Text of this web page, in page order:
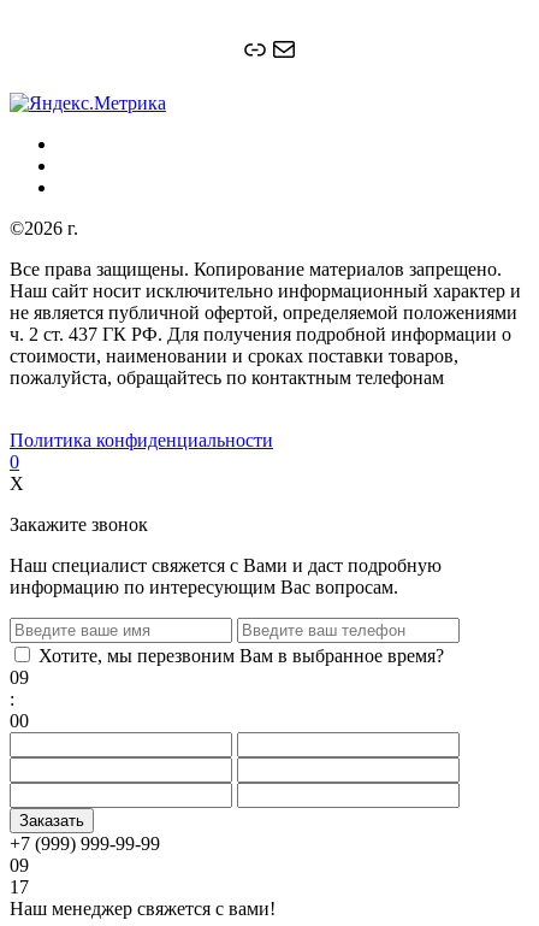
Ссылка
Почта
©2026 г.
Все права защищены. Копирование материалов запрещено.
Наш сайт носит исключительно информационный характер и
не является публичной офертой, определяемой положениями
ч. 2 ст. 437 ГК РФ. Для получения подробной информации о
стоимости, наименовании и сроках поставки товаров,
пожалуйста, обращайтесь по контактным телефонам
Политика конфиденциальности
0
X
Закажите звонок
Наш специалист свяжется с Вами и даст подробную
информацию по интересующим Вас вопросам.
Хотите, мы перезвоним Вам в выбранное время?
09
:
00
+7 (999) 999-99-99
09
17
Наш менеджер свяжется с вами!